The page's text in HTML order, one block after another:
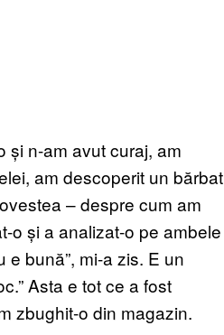
și n-am avut curaj, am
am descoperit un bărbat
– despre cum am
o și a analizat-o pe ambele
bună”, mi-a zis. E un
Asta e tot ce a fost
zbughit-o din magazin.